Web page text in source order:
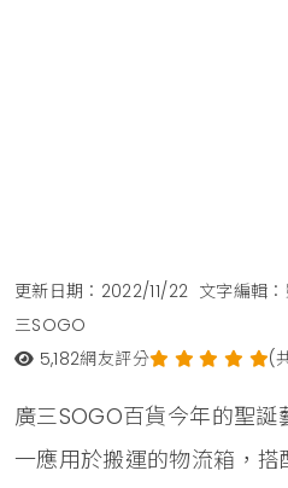
更新日期：2022/11/22 文字編輯
三SOGO
5,182網友評分 (
廣三SOGO百貨今年的聖
一應用於搬運的物流箱，